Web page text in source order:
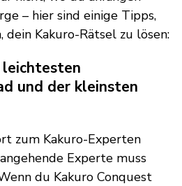
– hier sind einige Tipps,
dein Kakuro-Rätsel zu lösen:
und der kleinsten
zum Kakuro-Experten
Experte muss
du Kakuro Conquest